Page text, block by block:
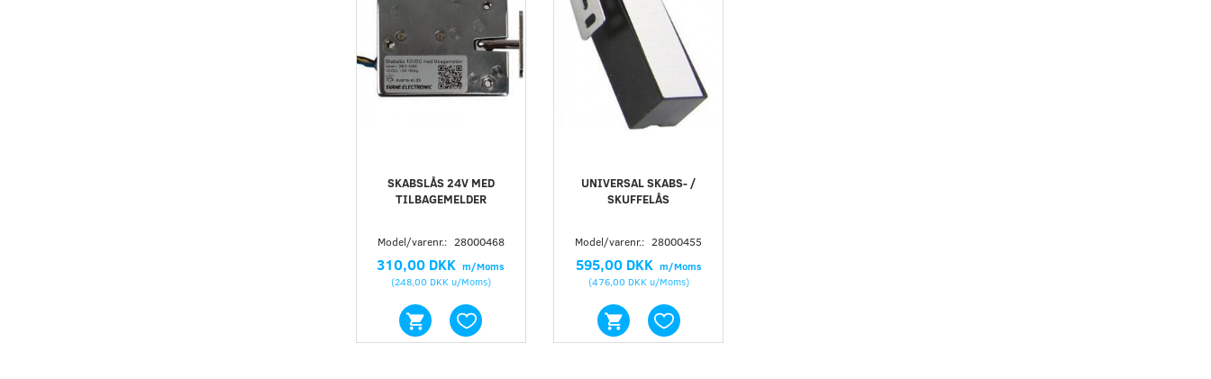
SKABSLÅS 24V MED
TILBAGEMELDER
Model/varenr.: 28000468
310,00 DKK m/Moms
(248,00 DKK u/Moms)
UNIVERSAL SKABS- /
SKUFFELÅS
Model/varenr.: 28000455
595,00 DKK m/Moms
(476,00 DKK u/Moms)